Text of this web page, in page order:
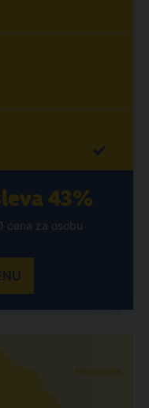
43%
cena za osobu